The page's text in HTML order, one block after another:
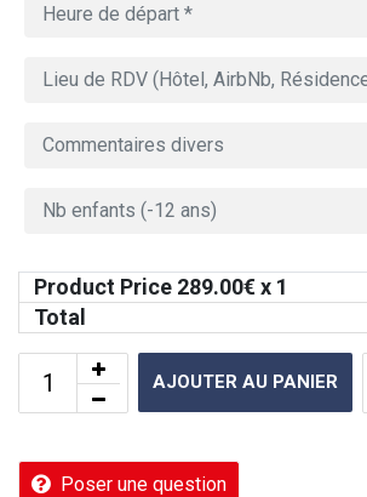
Product Price 289.00€ x 1
Total
AJOUTER AU PANIER
Poser une question